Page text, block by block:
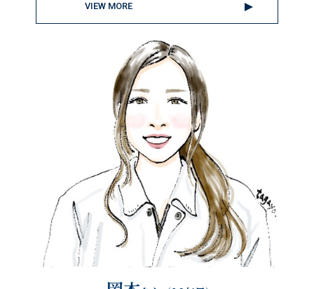
VIEW MORE